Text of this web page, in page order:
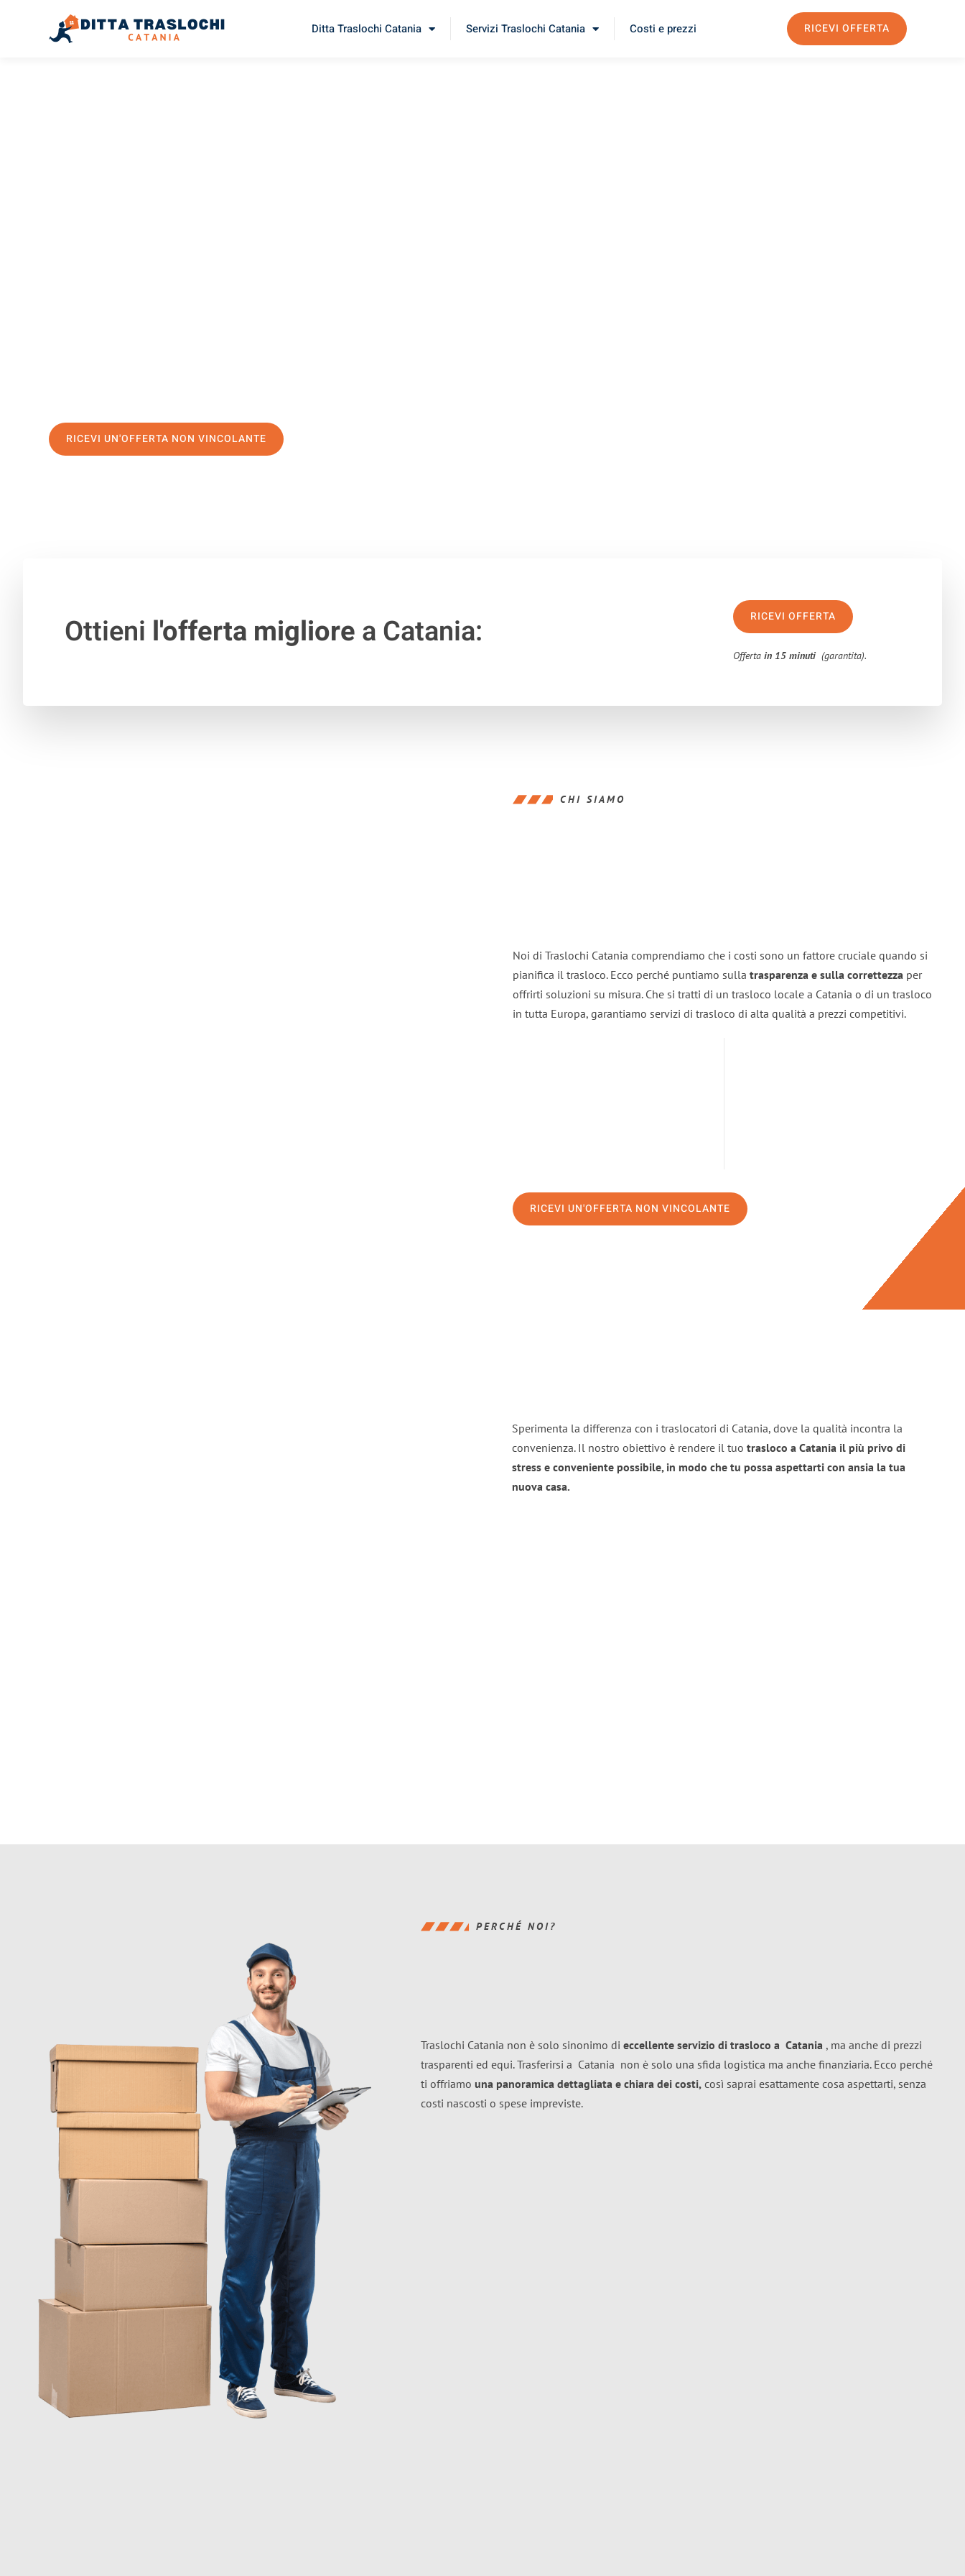
Ditta Traslochi Catania Servizi Traslochi Catania Costi e prezzi RICEVI OFFERTA
RICEVI UN'OFFERTA NON VINCOLANTE
Ottieni l'offerta migliorea Catania: RICEVI OFFERTA
Offertain 15 minuti (garantita).
CHI SIAMO
Noi di Traslochi Catania comprendiamo che i costi sono un fattore cruciale quando si
pianifica il trasloco. Ecco perché puntiamo sulla trasparenza e sulla correttezza per
offrirti soluzioni su misura. Che si tratti di un trasloco locale a Catania o di un trasloco
in tutta Europa, garantiamo servizi di trasloco di alta qualità a prezzi competitivi.
RICEVI UN'OFFERTA NON VINCOLANTE
Sperimenta la differenza con i traslocatori di Catania, dove la qualità incontra la
convenienza. Il nostro obiettivo è rendere il tuo trasloco a Catania il più privo di
stress e conveniente possibile, in modo che tu possa aspettarti con ansia la tua
nuova casa.
PERCHÉ NOI?
Traslochi Catania non è solo sinonimo di eccellente servizio di trasloco a Catania , ma anche di prezzi
trasparenti ed equi. Trasferirsi a Catania non è solo una sfida logistica ma anche finanziaria. Ecco perché
ti offriamo una panoramica dettagliata e chiara dei costi, così saprai esattamente cosa aspettarti, senza
costi nascosti o spese impreviste.